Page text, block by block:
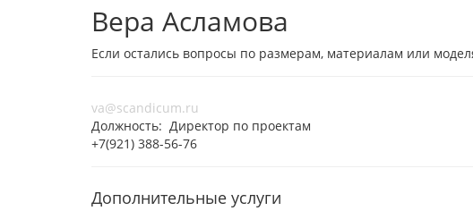
Вера Асламова
Если остались вопросы по размерам, материалам или
va@scandicum.ru
Должность: Директор по проектам
+7(921) 388-56-76
Дополнительные услуги